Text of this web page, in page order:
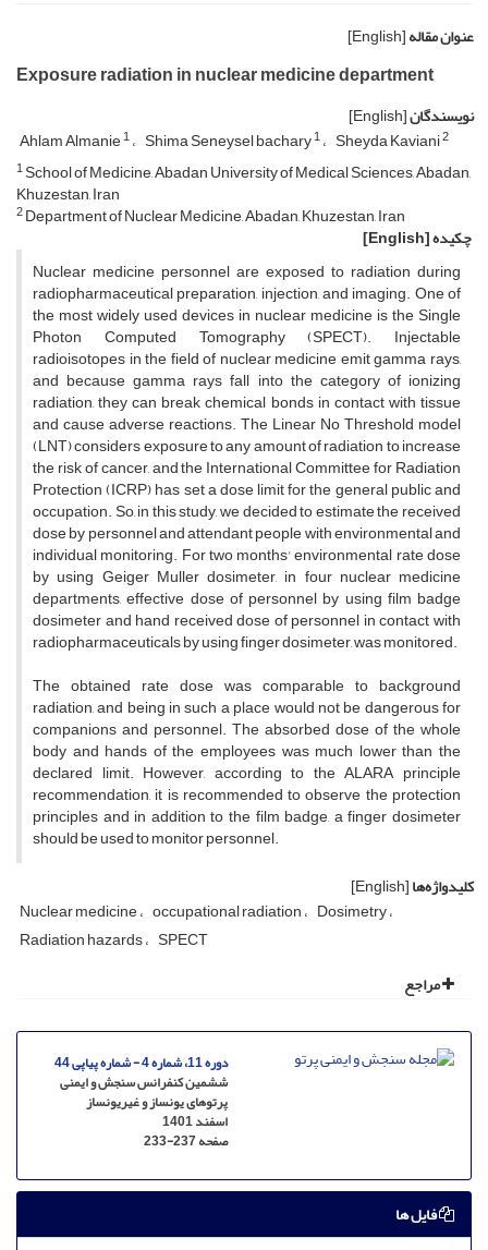
عنوان مقاله[English]
Exposure radiation in nuclear medicine department
نویسندگان[English]
Ahlam Almanie1 Shima Seneysel bachary1 Sheyda Kaviani2
1School of Medicine, Abadan University of Medical Sciences, Abadan,
Khuzestan, Iran
2Department of Nuclear Medicine, Abadan, Khuzestan, Iran
چکیده[English]
Nuclear medicine personnel are exposed to radiation during
radiopharmaceutical preparation, injection, and imaging. One of
the most widely used devices in nuclear medicine is the Single
Photon Computed Tomography (SPECT). Injectable
radioisotopes in the field of nuclear medicine emit gamma rays,
and because gamma rays fall into the category of ionizing
radiation, they can break chemical bonds in contact with tissue
and cause adverse reactions. The Linear No Threshold model
(LNT) considers exposure to any amount of radiation to increase
the risk of cancer, and the International Committee for Radiation
Protection (ICRP) has set a dose limit for the general public and
occupation. So, in this study, we decided to estimate the received
dose by personnel and attendant people with environmental and
individual monitoring. For two months' environmental rate dose
by using Geiger Muller dosimeter, in four nuclear medicine
departments, effective dose of personnel by using film badge
dosimeter and hand received dose of personnel in contact with
radiopharmaceuticals by using finger dosimeter, was monitored.
The obtained rate dose was comparable to background
radiation, and being in such a place would not be dangerous for
companions and personnel. The absorbed dose of the whole
body and hands of the employees was much lower than the
declared limit. However, according to the ALARA principle
recommendation, it is recommended to observe the protection
principles and in addition to the film badge, a finger dosimeter
should be used to monitor personnel.
کلیدواژه‌ها[English]
Nuclear medicine occupational radiation Dosimetry
Radiation hazards SPECT
مراجع
دوره 11، شماره 4 - شماره پیاپی 44
ششمین کنفرانس سنجش و ایمنی
پرتوهای یونساز و غیریونساز
اسفند 1401
صفحه233-237
فایل ها